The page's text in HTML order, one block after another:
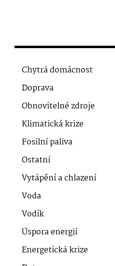
Chytrá domácnost
Doprava
Obnovitelné zdroje
Klimatická krize
Fosilní paliva
Ostatní
Vytápění a chlazení
Voda
Vodík
Úspora energií
Energetická krize